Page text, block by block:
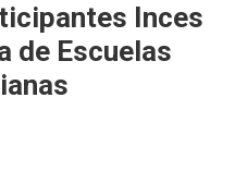
Inces
de Escuelas